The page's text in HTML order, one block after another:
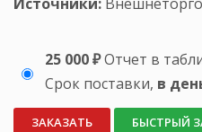
25 000 ₽Отчет в
Срок поставки, в
ЗАКАЗАТЬ БЫСТРЫЙ